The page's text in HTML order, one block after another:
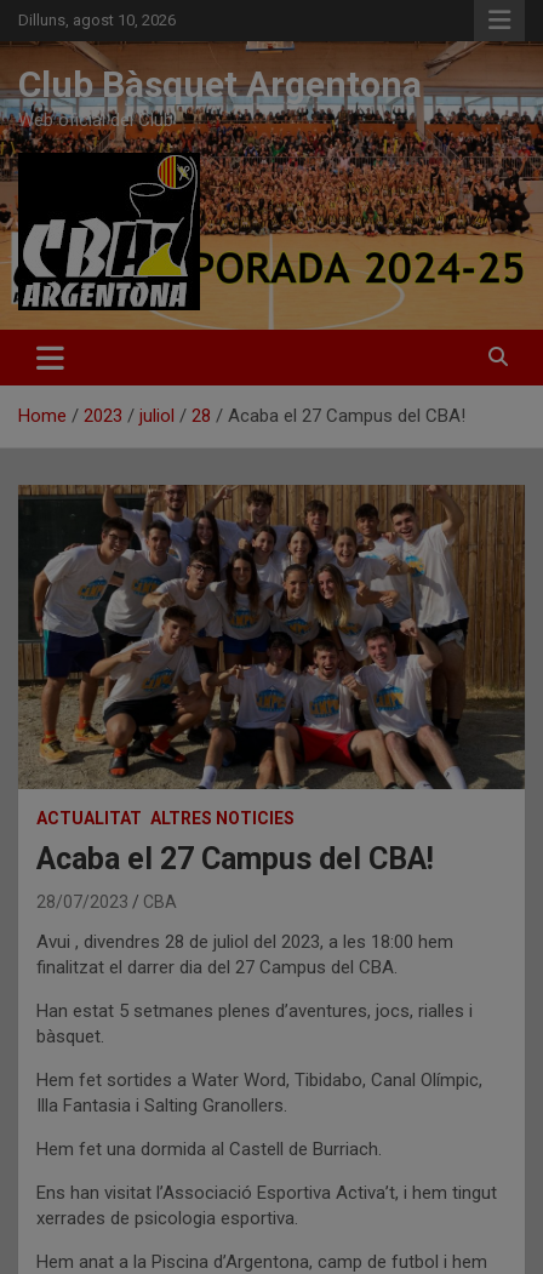
Skip
to
Dilluns, agost 10, 2026
Club Bàsquet Argentona
Web oficial del Club
Home 2023 juliol 28 Acaba el 27 Campus del CBA!
ACTUALITAT ALTRES NOTICIES
Acaba el 27 Campus del CBA!
28/07/2023 CBA
Avui , divendres 28 de juliol del 2023, a les 18:00 hem
finalitzat el darrer dia del 27 Campus del CBA.
Han estat 5 setmanes plenes d’aventures, jocs, rialles i
bàsquet.
Hem fet sortides a Water Word, Tibidabo, Canal Olímpic,
Illa Fantasia i Salting Granollers.
Hem fet una dormida al Castell de Burriach.
Ens han visitat l’Associació Esportiva Activa’t, i hem tingut
xerrades de psicologia esportiva.
Hem anat a la Piscina d’Argentona, camp de futbol i hem